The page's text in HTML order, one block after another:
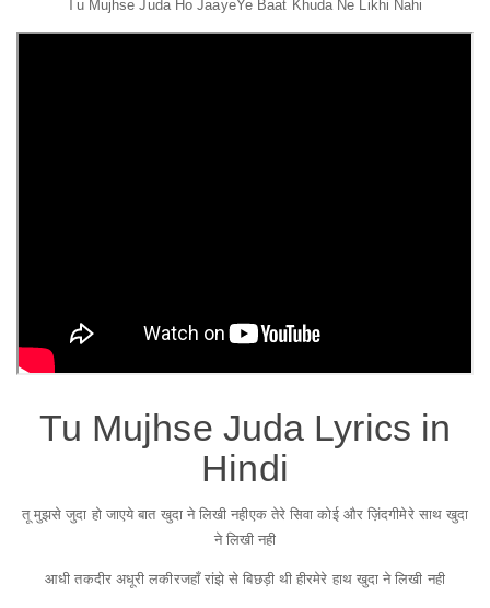
Tu Mujhse Juda Ho JaayeYe Baat Khuda Ne Likhi Nahi
Tu Mujhse Juda Lyrics in
Hindi
तू मुझसे जुदा हो जाएये बात खुदा ने लिखी नहीएक तेरे सिवा कोई और ज़िंदगीमेरे साथ खुदा
ने लिखी नही
आधी तकदीर अधूरी लकीरजहाँ रांझे से बिछड़ी थी हीरमेरे हाथ खुदा ने लिखी नही